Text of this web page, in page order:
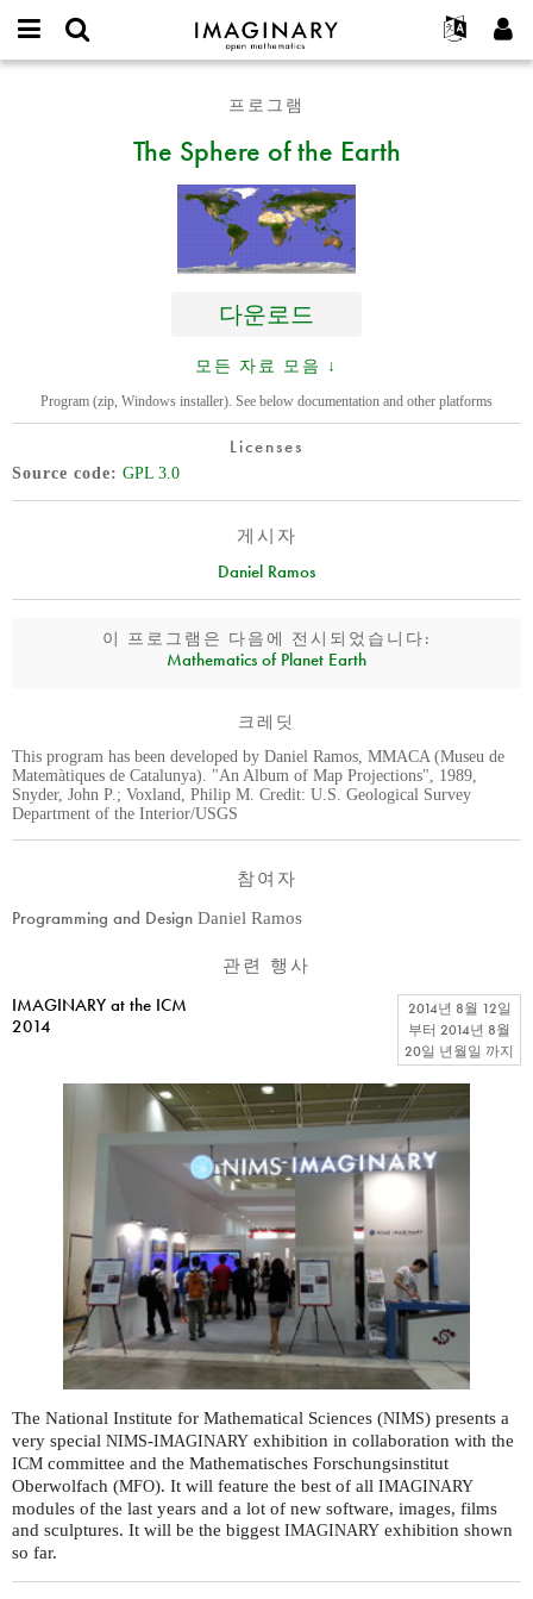
IMAGINARY
open
Français
Deutsch
한국어
Español
Türkçe
Programs
Galleries
Hands-On
Films
Texts
Exhibitions
프로젝트
참가하기
연락처
가입하기
새로운 비밀번호 요청하기
프로그램
The Sphere of the Earth
다운로드
모든 자료 모음 ↓
Program (zip, Windows installer). See below documentation and other platforms
Licenses
Source code GPL 3.0
게시자
Daniel Ramos
이 프로그램은 다음에 전시되었습니다:
Mathematics of Planet Earth
크레딧
This program has been developed by Daniel Ramos, MMACA (Museu de
Matemàtiques de Catalunya). "An Album of Map Projections", 1989,
Snyder, John P.; Voxland, Philip M. Credit: U.S. Geological Survey
Department of the Interior/USGS
참여자
Programming and Design Daniel Ramos
관련 행사
IMAGINARY at the ICM
2014
2014년 8월 12일
부터 2014년 8월
20일 년월일 까지
The National Institute for Mathematical Sciences (NIMS) presents a
very special NIMS-IMAGINARY exhibition in collaboration with the
ICM committee and the Mathematisches Forschungsinstitut
Oberwolfach (MFO). It will feature the best of all IMAGINARY
modules of the last years and a lot of new software, images, films
and sculptures. It will be the biggest IMAGINARY exhibition shown
so far.